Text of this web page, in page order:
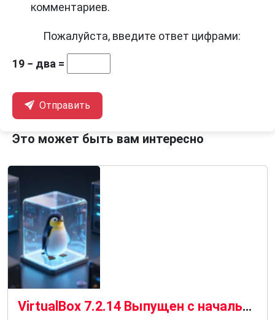
комментариев.
Пожалуйста, введите ответ цифрами:
19 − два =
Отправить
Это может быть вам интересно
VirtualBox 7.2.14 Выпущен с начальной поддержкой ядра Linux 7.2